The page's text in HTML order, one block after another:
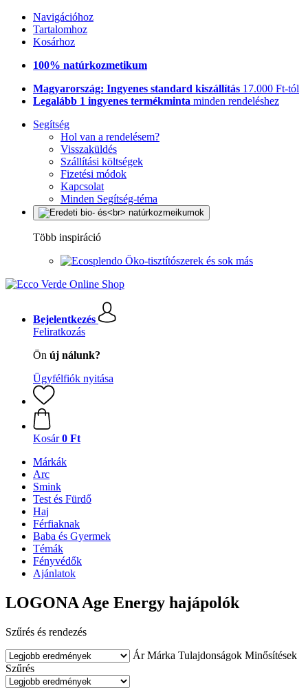
Navigációhoz
Tartalomhoz
Kosárhoz
100% natúrkozmetikum
Magyarország: Ingyenes standard kiszállítás 17.000 Ft-tól
Legalább 1 ingyenes termékminta minden rendeléshez
Segítség
Hol van a rendelésem?
Visszaküldés
Szállítási költségek
Fizetési módok
Kapcsolat
Minden Segítség-téma
Több inspiráció
Öko-tisztítószerek és sok más
Bejelentkezés
Feliratkozás
Ön új nálunk?
Ügyfélfiók nyitása
Kosár 0 Ft
Márkák
Arc
Smink
Test és Fürdő
Haj
Férfiaknak
Baba és Gyermek
Témák
Fényvédők
Ajánlatok
LOGONA Age Energy hajápolók
Szűrés és rendezés
Ár Márka Tulajdonságok Minősítések
Szűrés